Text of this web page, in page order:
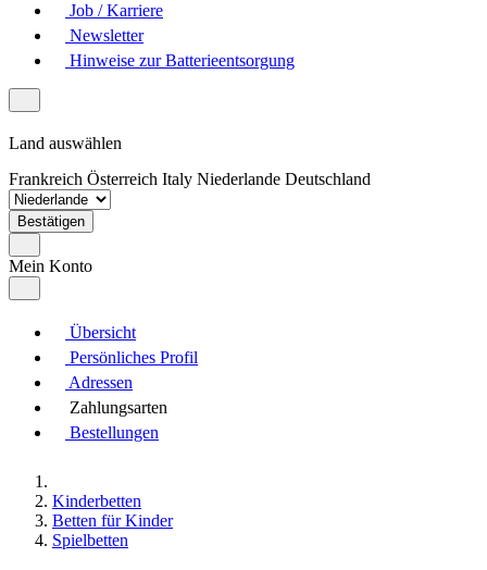
Job / Karriere
Newsletter
Hinweise zur Batterieentsorgung
Land auswählen
Frankreich Österreich Italy Niederlande Deutschland
Bestätigen
Mein Konto
Übersicht
Persönliches Profil
Adressen
Zahlungsarten
Bestellungen
Kinderbetten
Betten für Kinder
Spielbetten